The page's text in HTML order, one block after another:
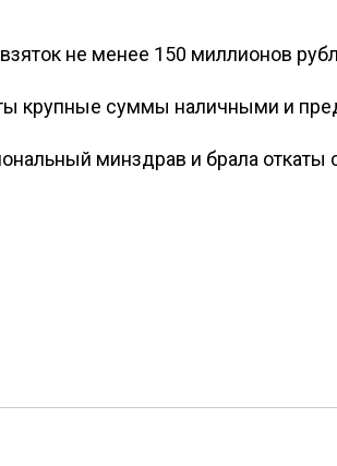
не менее 150 миллионов
крупные суммы наличными и
минздрав и брала